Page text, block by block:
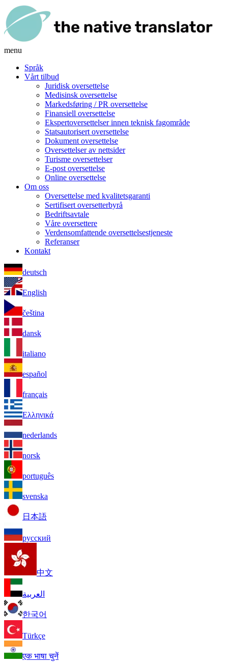
menu
Språk
Vårt tilbud
Juridisk oversettelse
Medisinsk oversettelse
Markedsføring / PR oversettelse
Finansiell oversettelse
Ekspertoversettelser innen teknisk fagområde
Statsautorisert oversettelse
Dokument oversettelse
Oversettelser av nettsider
Turisme oversettelser
E-post oversettelse
Online oversettelse
Om oss
Oversettelse med kvalitetsgaranti
Sertifisert oversetterbyrå
Bedriftsavtale
Våre oversettere
Verdensomfattende oversettelsestjeneste
Referanser
Kontakt
deutsch
English
čeština
dansk
italiano
español
français
Ελληνικά
nederlands
norsk
português
svenska
日本語
русский
中文
العربية
한국어
Türkçe
एक भाषा चुनें